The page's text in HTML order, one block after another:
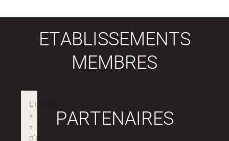
ETABLISSEMENTS
MEMBRES
PARTENAIRES